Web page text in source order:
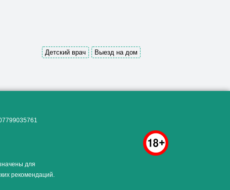
Выезд на дом
Детский врач
для
рекомендаций.